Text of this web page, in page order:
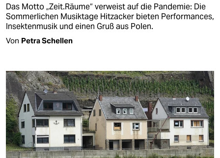
Das Motto „Zeit.Räume“ verweist auf die Pandemie: Die
Sommerlichen Musiktage Hitzacker bieten Performances,
Insektenmusik und einen Gruß aus Polen.
Von Petra Schellen